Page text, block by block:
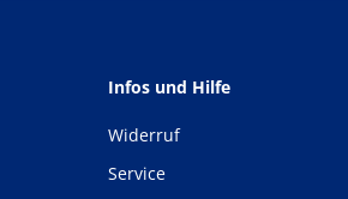
Infos und Hilfe
Widerruf
Service